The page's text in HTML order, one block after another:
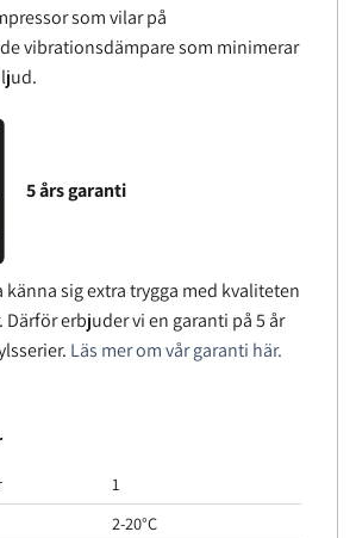
som vilar på
vibrationsdämpare som minimerar
5 års garanti
känna sig extra trygga med kvaliteten
Därför erbjuder vi en garanti på 5 år
Läs mer om vår garanti här.
1
2-20°C